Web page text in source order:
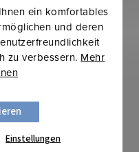
ein komfortables
und deren
zu verbessern. Mehr
Einstellungen
für weniger